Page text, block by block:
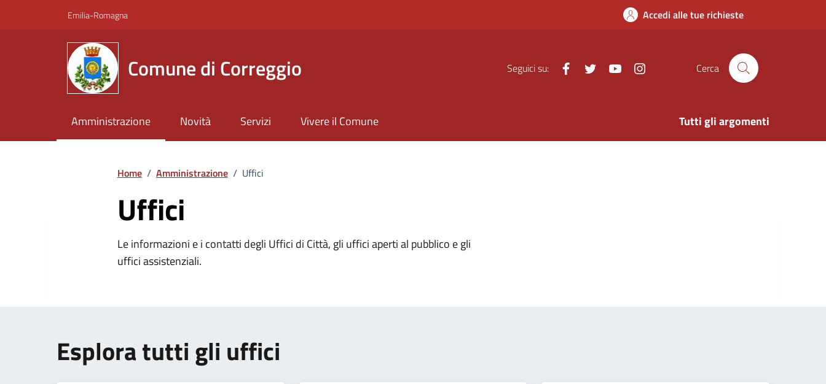
Emilia-Romagna Accedi alle tue richieste
Comune di Correggio Seguici su: FacebookTwitter Youtube Cerca
Amministrazione Novità Servizi Vivere il Comune Tutti gli argomenti
Home / Amministrazione / Uffici
Uffici
Le informazioni e i contatti degli Uffici di Città, gli uffici aperti al pubblico e gli
uffici assistenziali.
Esplora tutti gli uffici